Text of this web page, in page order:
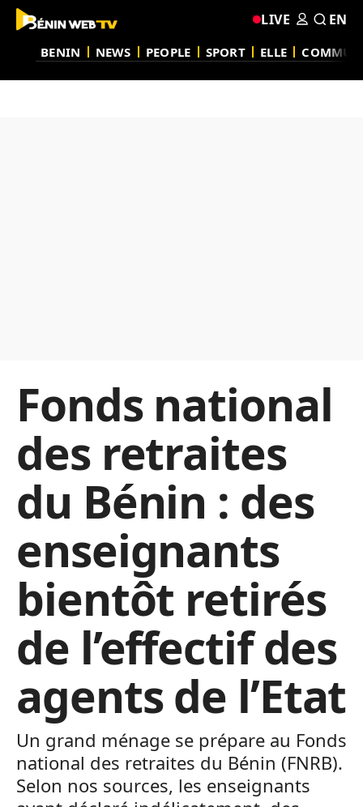
BENIN NEWS PEOPLE SPORT ELLE
LIVE EN
Fonds national
des retraites
du Bénin : des
enseignants
bientôt retirés
de l’effectif des
agents de l’Etat
Un grand ménage se prépare au Fonds
national des retraites du Bénin (FNRB).
Selon nos sources, les enseignants